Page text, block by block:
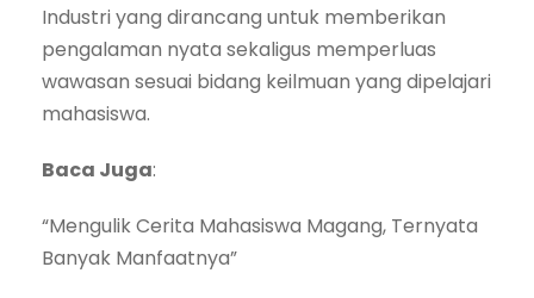
Industri yang dirancang untuk memberikan
pengalaman nyata sekaligus memperluas
wawasan sesuai bidang keilmuan yang dipelajari
mahasiswa.
Baca Juga:
“Mengulik Cerita Mahasiswa Magang, Ternyata
Banyak Manfaatnya”